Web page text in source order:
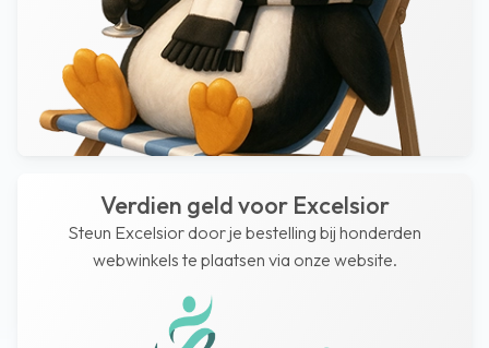
Verdien geld voor Excelsior
Steun Excelsior door je bestelling bij honderden
webwinkels te plaatsen via onze website.